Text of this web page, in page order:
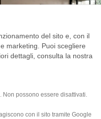
del sito e, con il
marketing. Puoi scegliere
dettagli, consulta la nostra
Non possono essere disattivati.
con il sito tramite Google